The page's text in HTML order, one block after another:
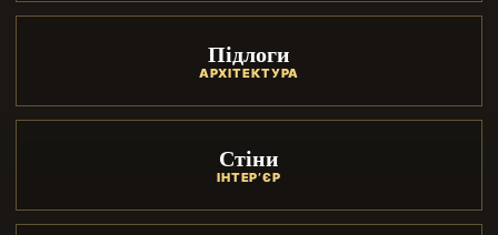
Підлоги
АРХІТЕКТУРА
Стіни
ІНТЕР’ЄР